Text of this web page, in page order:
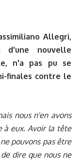
Allegri,
d'une nouvelle
n'a pas pu se
finales contre le
nous n'en avons
à eux. Avoir la tête
pouvons pas être
dire que nous ne